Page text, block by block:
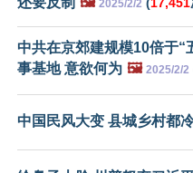
2025/2/2 (17,451
中共在京郊建规模10倍于“
事基地 意欲何为 🖼️ 2025/2/2
中国民风大变 县城乡村都